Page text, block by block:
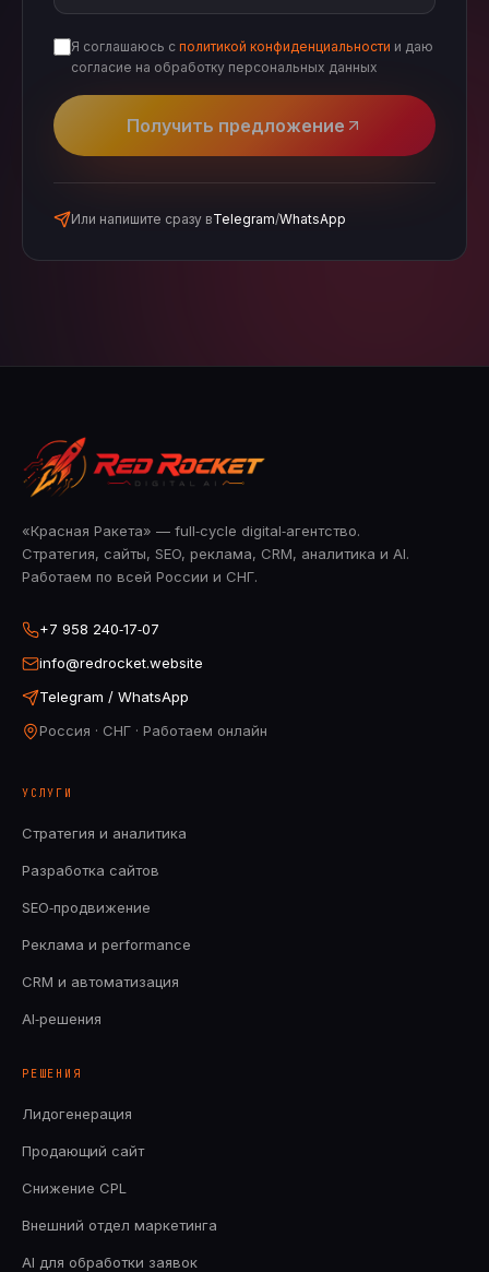
Я соглашаюсь с политикой конфиденциальности и даю
согласие на обработку персональных данных
Получить предложение
Или напишите сразу вTelegram/WhatsApp
«Красная Ракета» — full‑cycle digital‑агентство.
Стратегия, сайты, SEO, реклама, CRM, аналитика и AI.
Работаем по всей России и СНГ.
+7 958 240‑17‑07
info@redrocket.website
Telegram / WhatsApp
Россия · СНГ · Работаем онлайн
УСЛУГИ
Стратегия и аналитика
Разработка сайтов
SEO‑продвижение
Реклама и performance
CRM и автоматизация
AI‑решения
РЕШЕНИЯ
Лидогенерация
Продающий сайт
Снижение CPL
Внешний отдел маркетинга
AI для обработки заявок